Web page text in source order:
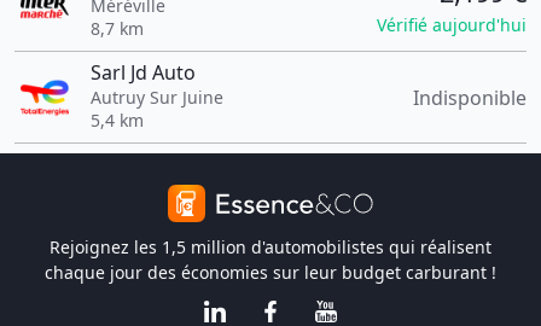
Méréville
8,7 km
Vérifié aujourd'hui
Sarl Jd Auto
Autruy Sur Juine
5,4 km
Indisponible
Rejoignez les 1,5 million d'automobilistes qui réalisent
chaque jour des économies sur leur budget carburant !